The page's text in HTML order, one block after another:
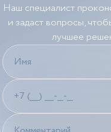
Наш специалист
и задаст вопросы,
лучшее